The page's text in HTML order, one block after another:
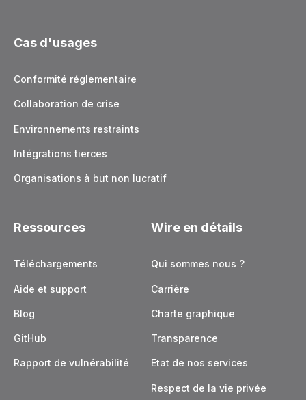
Cas d'usages
Conformité réglementaire
Collaboration de crise
Environnements restraints
Intégrations tierces
Organisations à but non lucratif
Ressources
Téléchargements
Aide et support
Blog
GitHub
Rapport de vulnérabilité
Wire en détails
Qui sommes nous ?
Carrière
Charte graphique
Transparence
Etat de nos services
Respect de la vie privée